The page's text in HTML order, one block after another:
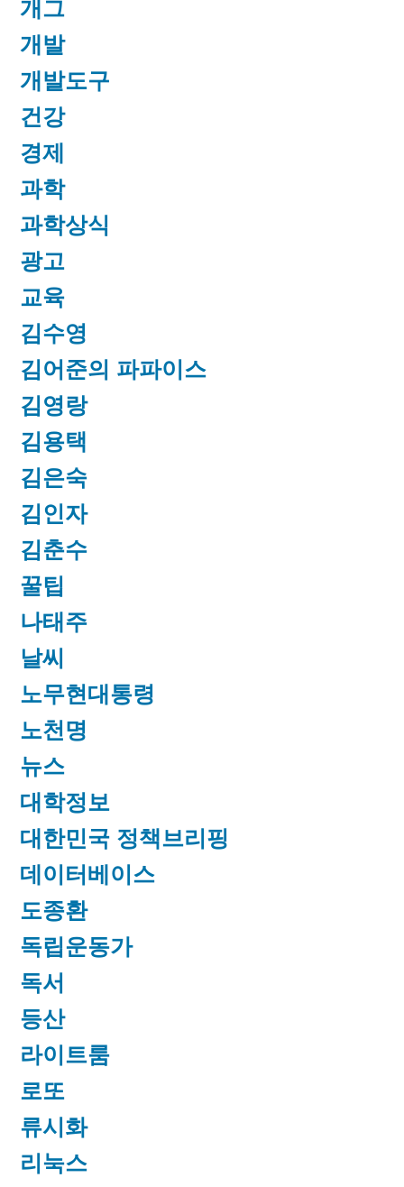
개그
개발
개발도구
건강
경제
과학
과학상식
광고
교육
김수영
김어준의 파파이스
김영랑
김용택
김은숙
김인자
김춘수
꿀팁
나태주
날씨
노무현대통령
노천명
뉴스
대학정보
대한민국 정책브리핑
데이터베이스
도종환
독립운동가
독서
등산
라이트룸
로또
류시화
리눅스